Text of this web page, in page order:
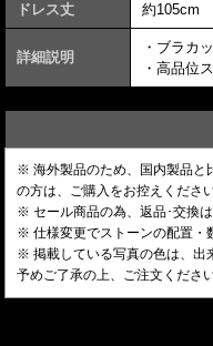
ドレス丈 約105cm
詳細説明
・ブラカ
・高品位
※ 海外製品のため、国内製品と
の方は、ご購入をお控えくださ
※ セール商品の為、返品･交換
※ 仕様変更でストーンの配置・
※ 掲載している写真の色は、出
予めご了承の上、ご注文くださ